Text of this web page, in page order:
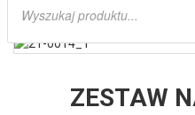
ZESTAW